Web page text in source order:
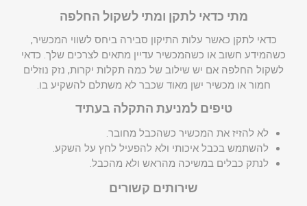
מתי כדאי לתקן ומתי לשקול החלפה
כדאי לתקן כאשר עלות התיקון סבירה ביחס לשווי המכשיר,
כשהמידע חשוב או כשהמכשיר עדיין מתאים לצרכים שלך. כדאי
לשקול החלפה אם יש שילוב של כמה תקלות יקרות, נזק נוזלים
חמור או מכשיר ישן מאוד שכבר לא משתלם להשקיע בו.
טיפים למניעת התקלה בעתיד
לא להזיז את המכשיר כשהכבל מחובר.
להשתמש בכבל איכותי ולא להפעיל לחץ על השקע.
לנתק כבלים במשיכה מהראש ולא מהכבל.
שירותים קשורים